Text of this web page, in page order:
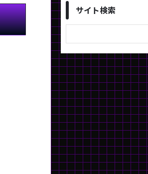
サイト検索